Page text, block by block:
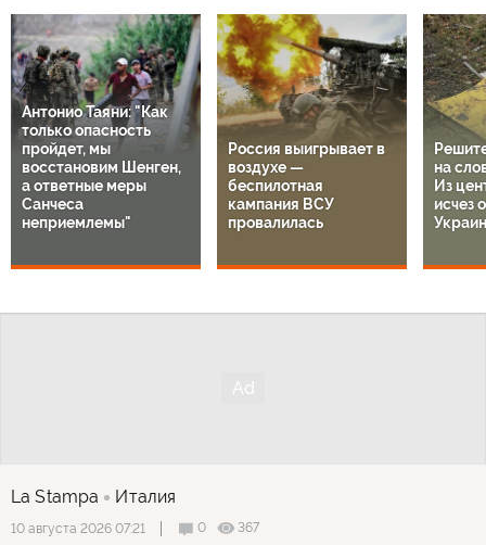
Антонио Таяни: "Как
только опасность
пройдет, мы
восстановим Шенген,
а ответные меры
Санчеса
неприемлемы"
Россия выигрывает в
воздухе —
беспилотная
кампания ВСУ
провалилась
на
Из
исчез
La Stampa Италия
10 августа 2026 07:21 0 367